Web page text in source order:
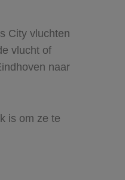
City vluchten
vlucht of
naar
is om ze te